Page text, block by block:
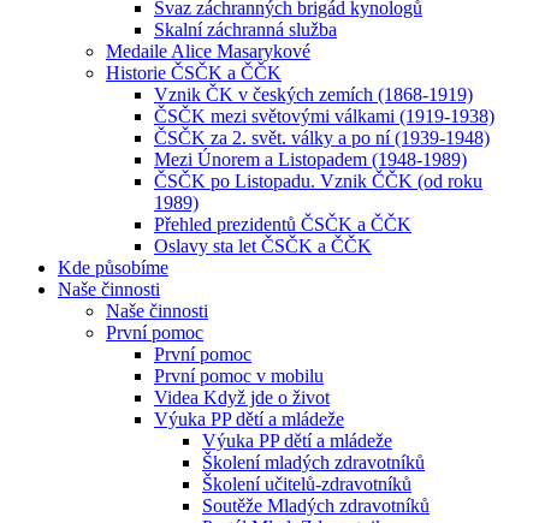
Svaz záchranných brigád kynologů
Skalní záchranná služba
Medaile Alice Masarykové
Historie ČSČK a ČČK
Vznik ČK v českých zemích (1868-1919)
ČSČK mezi světovými válkami (1919-1938)
ČSČK za 2. svět. války a po ní (1939-1948)
Mezi Únorem a Listopadem (1948-1989)
ČSČK po Listopadu. Vznik ČČK (od roku
1989)
Přehled prezidentů ČSČK a ČČK
Oslavy sta let ČSČK a ČČK
Kde působíme
Naše činnosti
Naše činnosti
První pomoc
První pomoc
První pomoc v mobilu
Videa Když jde o život
Výuka PP dětí a mládeže
Výuka PP dětí a mládeže
Školení mladých zdravotníků
Školení učitelů-zdravotníků
Soutěže Mladých zdravotníků